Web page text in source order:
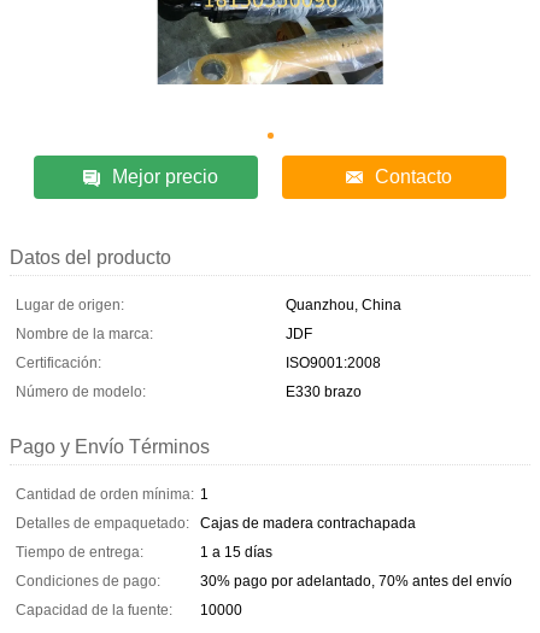
Mejor precio Contacto
Datos del producto
Lugar de origen:
Quanzhou, China
Nombre de la marca:
JDF
Certificación:
ISO9001:2008
Número de modelo:
E330 brazo
Pago y Envío Términos
Cantidad de orden mínima: 1
Detalles de empaquetado:
Cajas de madera contrachapada
Tiempo de entrega:
1 a 15 días
Condiciones de pago:
30% pago por adelantado, 70% antes del envío
Capacidad de la fuente:
10000